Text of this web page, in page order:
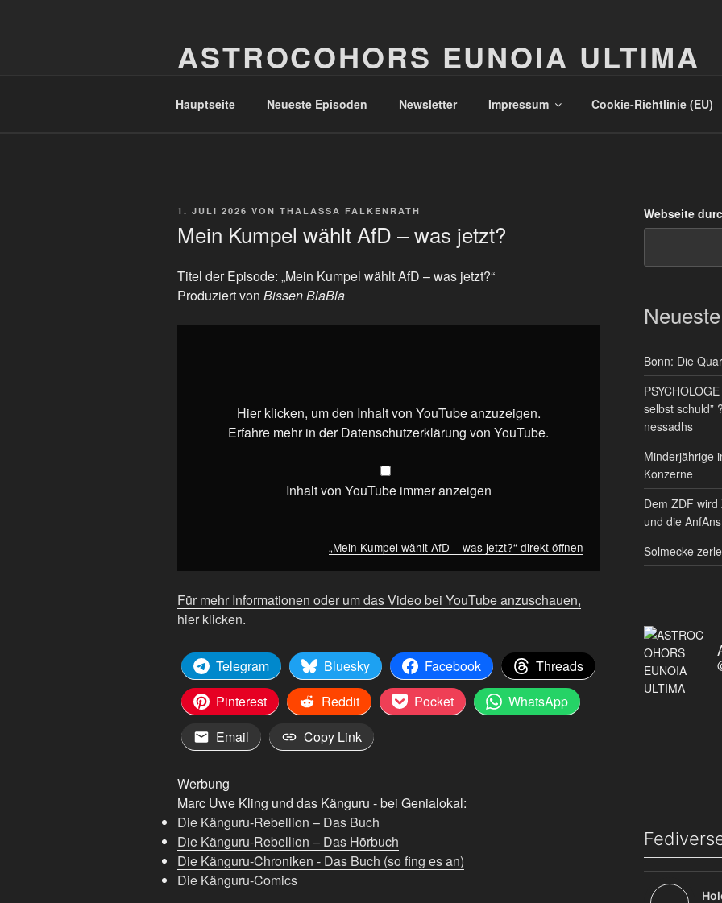
ASTROCOHORS EUNOIA ULTIMA
Hauptseite Neueste Episoden Newsletter Impressum Cookie-Richtlinie (EU)
VERÖFFENTLICHT
1. JULI 2026 VON THALASSA FALKENRATH
Mein Kumpel wählt AfD – was jetzt?
Titel der Episode: „Mein Kumpel wählt AfD – was jetzt?“
Produziert von Bissen BlaBla
Hier klicken, um den Inhalt von YouTube anzuzeigen.
Erfahre mehr in derDatenschutzerklärung von YouTube.
Inhalt von YouTube immer anzeigen
„Mein Kumpel wählt AfD – was jetzt?“ direkt öffnen
Für mehr Informationen oder um das Video bei YouTube anzuschauen,
hier klicken.
Telegram Bluesky Facebook
Threads
Pinterest
Reddit Pocket
WhatsApp
Email
Copy Link
Werbung
Marc Uwe Kling und das Känguru - bei Genialokal:
Die Känguru-Rebellion – Das Buch
Die Känguru-Rebellion – Das Hörbuch
Die Känguru-Chroniken - Das Buch (so fing es an)
Die Känguru-Comics
Webseite
Bonn: Die
selbst schuld”
nessadhs
Minderjährige
Konzerne
Dem ZDF
und die
Solmecke